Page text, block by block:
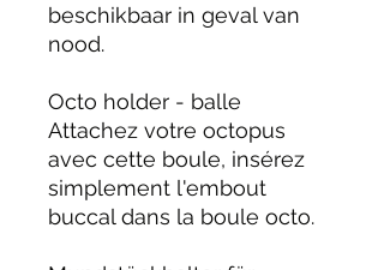
beschikbaar in geval van
nood.
Octo holder - balle
Attachez votre octopus
avec cette boule, insérez
simplement l'embout
buccal dans la boule octo.